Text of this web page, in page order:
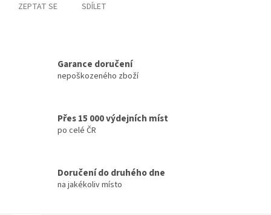
ZEPTAT SE SDÍLET
Garance doručení
nepoškozeného zboží
Přes 15 000 výdejních míst
po celé ČR
Doručení do druhého dne
na jakékoliv místo